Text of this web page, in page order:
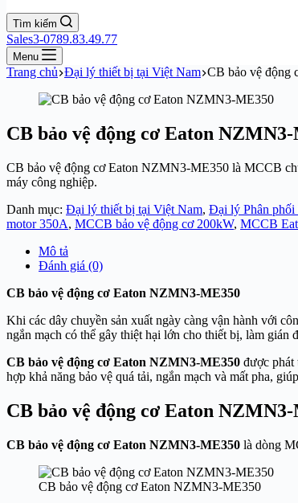
Tìm kiếm
Sales3-0789.83.49.77
Menu
Trang chủ Đại lý thiết bị tại Việt Nam CB bảo vệ động
CB bảo vệ động cơ Eaton
CB bảo vệ động cơ Eaton NZMN3-ME350 là MCCB
máy công nghiệp.
Danh mục: Đại lý thiết bị tại Việt Nam, Đại lý Phân phối
motor 350A, MCCB bảo vệ động cơ 200kW, MCCB
Mô tả
Đánh giá (0)
CB bảo vệ động cơ Eaton NZMN3-ME350
Khi các dây chuyền sản xuất ngày càng vận hành với
ngắn mạch có thể gây thiệt hại lớn cho thiết bị, làm gián
CB bảo vệ động cơ Eaton NZMN3-ME350 được phát
hợp khả năng bảo vệ quá tải, ngắn mạch và mất pha,
CB bảo vệ động cơ Eaton
CB bảo vệ động cơ Eaton NZMN3-ME350 là dòng
CB bảo vệ động cơ Eaton NZMN3-ME350